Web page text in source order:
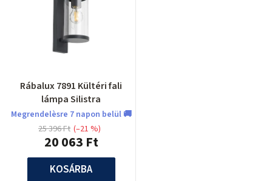
Rábalux 7891 Kültéri fali
lámpa Silistra
Megrendelèsre 7 napon belül 🚚
20 063 Ft
25 396 Ft (–21 %)
KOSÁRBA